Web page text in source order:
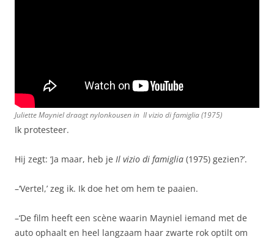
Juliette Mayniel draagt nylonkousen in Il vizio di famiglia(1975)
Ik protesteer.
Hij zegt: ‘Ja maar, heb je Il vizio di famiglia (1975) gezien?’.
–‘Vertel,’ zeg ik. Ik doe het om hem te paaien.
–‘De film heeft een scène waarin Mayniel iemand met de
auto ophaalt en heel langzaam haar zwarte rok optilt om